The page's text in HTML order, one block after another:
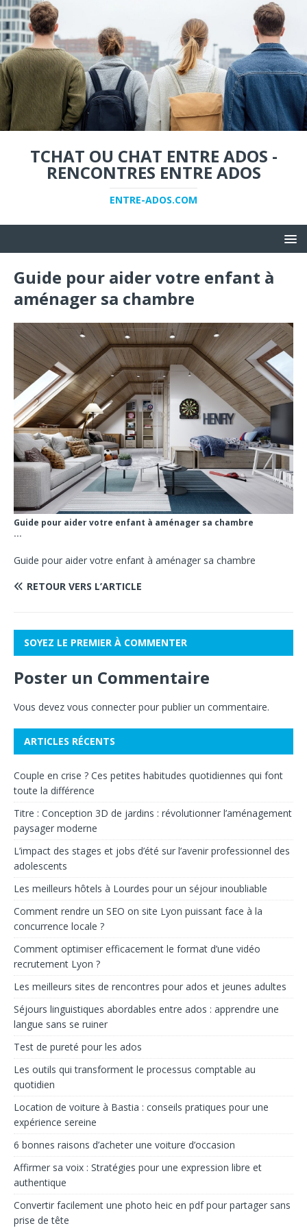
TCHAT OU CHAT ENTRE ADOS -
RENCONTRES ENTRE ADOS
ENTRE-ADOS.COM
Guide pour aider votre enfant à
aménager sa chambre
Guide pour aider votre enfant à aménager sa chambre
...
Guide pour aider votre enfant à aménager sa chambre
RETOUR VERS L’ARTICLE
SOYEZ LE PREMIER À COMMENTER
Poster un Commentaire
Vous devez vous connecter pour publier un commentaire.
ARTICLES RÉCENTS
Couple en crise ? Ces petites habitudes quotidiennes qui font
toute la différence
Titre : Conception 3D de jardins : révolutionner l’aménagement
paysager moderne
L’impact des stages et jobs d’été sur l’avenir professionnel des
adolescents
Les meilleurs hôtels à Lourdes pour un séjour inoubliable
Comment rendre un SEO on site Lyon puissant face à la
concurrence locale ?
Comment optimiser efficacement le format d’une vidéo
recrutement Lyon ?
Les meilleurs sites de rencontres pour ados et jeunes adultes
Séjours linguistiques abordables entre ados : apprendre une
langue sans se ruiner
Test de pureté pour les ados
Les outils qui transforment le processus comptable au
quotidien
Location de voiture à Bastia : conseils pratiques pour une
expérience sereine
6 bonnes raisons d’acheter une voiture d’occasion
Affirmer sa voix : Stratégies pour une expression libre et
authentique
Convertir facilement une photo heic en pdf pour partager sans
prise de tête